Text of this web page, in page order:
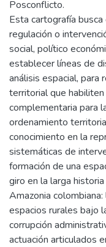
Posconflicto.
Esta cartografía
regulación o
social, político
establecer líneas de
análisis espacial,
territorial que
complementaria para
ordenamiento
conocimiento en la
sistemáticas de
formación de una
giro en la larga
Amazonia
espacios rurales bajo
corrupción
actuación articulados